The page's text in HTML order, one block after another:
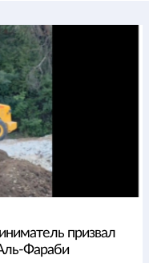
призвал
Фараби